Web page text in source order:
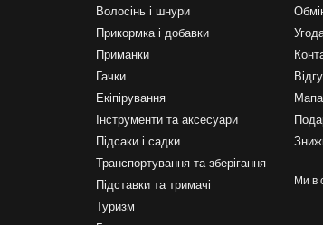
Волосінь і шнури
Прикормка і добавки
Приманки
Гачки
Екіпірування
Інструменти та аксесуари
Підсаки і садки
Транспортування та зберігання
Підставки та тримачі
Туризм
Ми в